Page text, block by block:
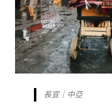
長宣｜中亞